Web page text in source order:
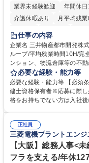
業界未経験歓迎
年間休
介護休暇あり
月平均残
在宅OK
賞与あり
駅近5分以内
土日祝休み
仕事の内容
企業名 三井物産都市開発株式会社 求人名 【営業事務】業務
ループ/平均残業時間10H/完全週休2日 仕事の内容 オ
ンション、物流倉庫等の不
貸運営、売却、仲介・活用
いただきます。 【詳細】・契約書管理、契約書製本、捺印対応、ファイリ
ング、登記簿取得、調書取
求・支払データ登録、取引
の他に担当頂く業務が発生する場合があり
業務職/三井物産グループ/平
必要な経験・能力等
必要な経験・能力等 【必須
建士資格保有者※応募に際
格をお持ちでない方は入社
ション力がある方。 ・チャ
方。多様な関係者と謙虚に
ール管理が出来る方。※将
へのジョブローテーションの可能性があり
正社員
三菱電機プラントエン
【大阪】総務人事<
フラを支える/年休